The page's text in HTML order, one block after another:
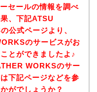
セールの情報を調べ
、下記ATSU
公式ページより、
のサービスがお
とができましたよ♪
WORKSのサー
下記ページなどを参
がでしょうか？